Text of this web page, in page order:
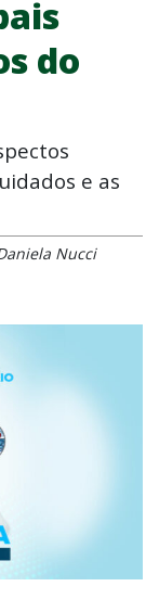
do
e as
Nucci